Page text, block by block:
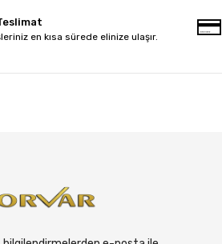
en kısa sürede elinize ulaşır.